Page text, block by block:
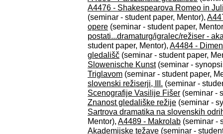
A4476 - Shakespearova Romeo in
(seminar - student paper, Mentor),
opere (seminar - student paper,
postati...dramaturg/igralec/režiser -
student paper, Mentor), A4484 -
gledališč (seminar - student paper,
Slowenische Kunst(seminar -
Triglavom (seminar - student paper,
slovenski režiserji, III. (seminar -
Scenografije Vasilije Fišer (seminar -
Znanost gledališke režije (seminar -
Sartrova dramatika na slovenskih
Mentor), A4489 - Makrolab (seminar -
Akademijske težave (seminar -